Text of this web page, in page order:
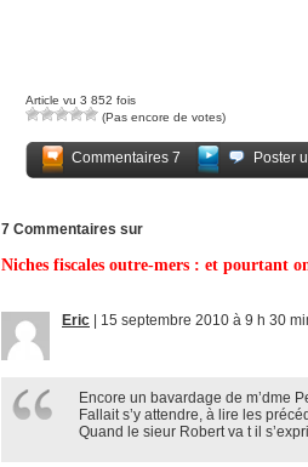
Article vu 3 852 fois
(Pas encore de votes)
Commentaires 7
Poster
7 Commentaires sur
Niches fiscales outre-mers : et pourtant
Eric 15 septembre 2010 à 9 h 30
Encore un bavardage de m’dme
Fallait s’y attendre, à lire les
Quand le sieur Robert va t il